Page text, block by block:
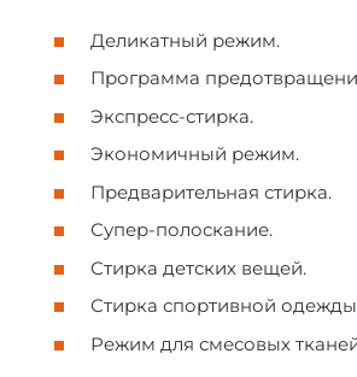
Деликатный режим.
Программа
Экспресс-стирка.
Экономичный режим.
Предварительная стирка.
Супер-полоскание.
Стирка детских вещей.
Стирка спортивной
Режим для смесовых